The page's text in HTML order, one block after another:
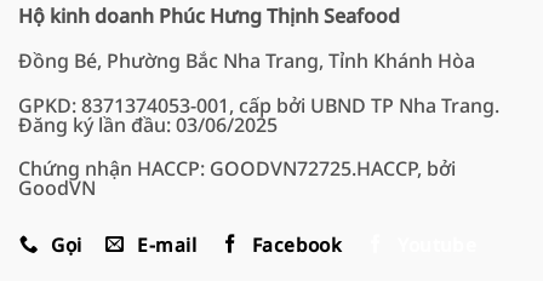
Hộ kinh doanh Phúc Hưng Thịnh Seafood
Đồng Bé, Phường Bắc Nha Trang, Tỉnh Khánh Hòa
GPKD: 8371374053-001, cấp bởi UBND TP Nha Trang.
Đăng ký lần đầu: 03/06/2025
Chứng nhận HACCP: GOODVN72725.HACCP, bởi
GoodVN
Gọi E-mail Facebook